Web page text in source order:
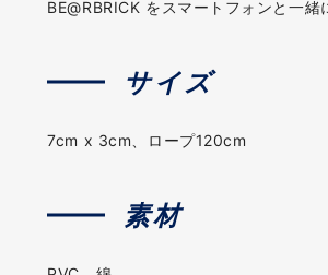
BE@RBRICK をスマートフォンと一
サイズ
7cm x 3cm、ロープ120cm
素材